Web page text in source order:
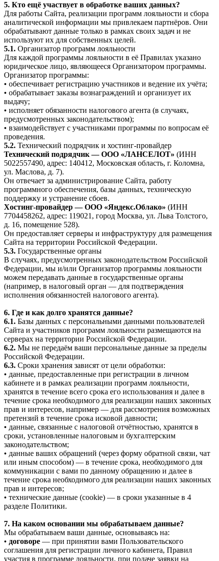
5. Кто ещё участвует в обработке ваших данных?
Для работы Сайта, реализации программ лояльности и сбора
аналитической информации мы привлекаем партнёров. Они
обрабатывают данные только в рамках своих задач и не
используют их для собственных целей.
5.1. Организатор программ лояльности
Для каждой программы лояльности в её Правилах указано
юридическое лицо, являющееся Организатором программы.
Организатор программы:
• обеспечивает регистрацию участников и ведение их учёта;
• обрабатывает заказы вознаграждений и организует их
выдачу;
• исполняет обязанности налогового агента (в случаях,
предусмотренных законодательством);
• взаимодействует с участниками программы по вопросам её
проведения.
5.2. Технический подрядчик и хостинг-провайдер
Технический подрядчик — ООО «ЛАНСЕЛОТ» (ИНН
5022557490, адрес: 140412, Московская область, г. Коломна,
ул. Маслова, д. 7).
Он отвечает за администрирование Сайта, работу
программного обеспечения, базы данных, техническую
поддержку и устранение сбоев.
Хостинг-провайдер — ООО «Яндекс.Облако» (ИНН
7704458262, адрес: 119021, город Москва, ул. Льва Толстого,
д. 16, помещение 528).
Он предоставляет серверы и инфраструктуру для размещения
Сайта на территории Российской Федерации.
5.3. Государственные органы
В случаях, предусмотренных законодательством Российской
Федерации, мы и/или Организатор программы лояльности
можем передавать данные в государственные органы
(например, в налоговый орган — для подтверждения
исполнения обязанностей налогового агента).
6. Где и как долго хранятся данные?
6.1. Базы данных с персональными данными пользователей
Сайта и участников программ лояльности размещаются на
серверах на территории Российской Федерации.
6.2. Мы не передаём ваши персональные данные за пределы
Российской Федерации.
6.3. Сроки хранения зависят от цели обработки:
• данные, предоставленные при регистрации в личном
кабинете и в рамках реализации программ лояльности,
хранятся в течение всего срока его использования и далее в
течение срока необходимого для реализации наших законных
прав и интересов, например — для рассмотрения возможных
претензий в течение срока исковой давности;
• данные, связанные с налоговой отчётностью, хранятся в
сроки, установленные налоговым и бухгалтерским
законодательством;
• данные ваших обращений (через форму обратной связи, чат
или иным способом) — в течение срока, необходимого для
коммуникации с вами по данному обращению и далее в
течение срока необходимого для реализации наших законных
прав и интересов;
• технические данные (cookie) — в сроки указанные в 4
разделе Политики.
7. На каком основании мы обрабатываем данные?
Мы обрабатываем ваши данные, основываясь на:
• договоре — при принятии вами Пользовательского
соглашения для регистрации личного кабинета, Правил
участия в программе лояльности, при подаче заявки на